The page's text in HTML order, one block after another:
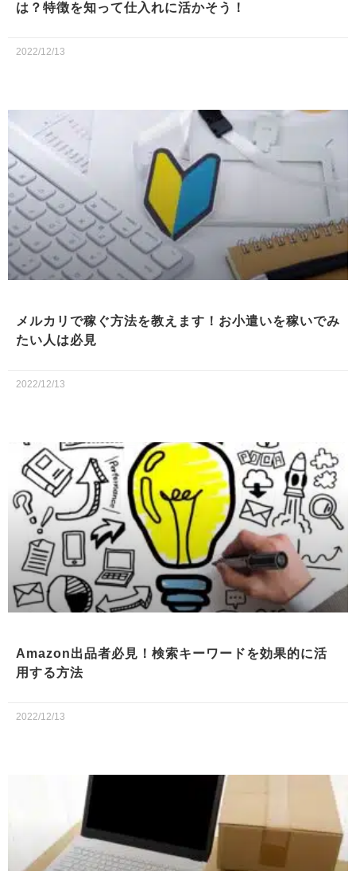
は？特徴を知って仕入れに活かそう！
2022/12/13
メルカリで稼ぐ方法を教えます！お小遣いを稼いでみ
たい人は必見
2022/12/13
Amazon出品者必見！検索キーワードを効果的に活
用する方法
2022/12/13